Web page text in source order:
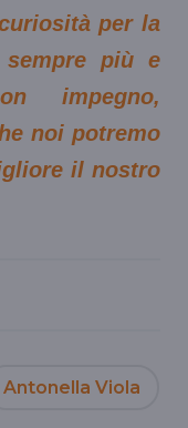
per la
sempre più e
impegno,
noi potremo
il nostro
Antonella Viola